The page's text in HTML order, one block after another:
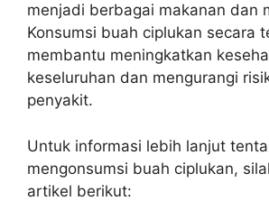
menjadi berbagai makanan dan
Konsumsi buah ciplukan secara
membantu meningkatkan
keseluruhan dan mengurangi
penyakit.
Untuk informasi lebih lanjut
mengonsumsi buah ciplukan,
artikel berikut: